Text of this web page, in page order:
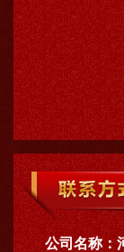
公司名称：